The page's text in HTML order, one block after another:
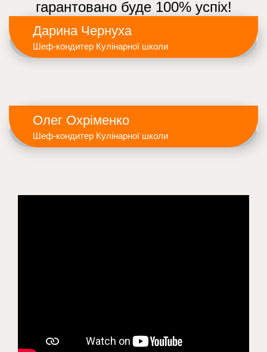
гарантовано буде 100% успіх!
Дарина Чернуха
Шеф-кондитер Кулінарної школи
Олег Охріменко
Шеф-кондитер Кулінарної школи